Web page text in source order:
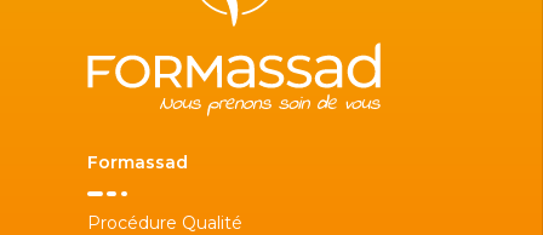
Formassad
Procédure Qualité